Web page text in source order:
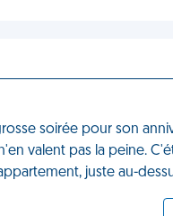
soirée pour son
valent pas la peine.
juste au-